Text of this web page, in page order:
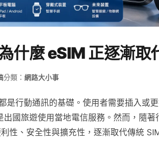
什麼 eSIM 正逐漸取
分類： 網路大小事
是行動通訊的基礎。使用者需要插入或
國旅遊使用當地電信服務。然而，隨著
性、安全性與擴充性，逐漸取代傳統